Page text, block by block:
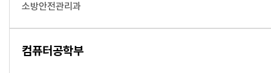
소방안전관리과
컴퓨터공학부